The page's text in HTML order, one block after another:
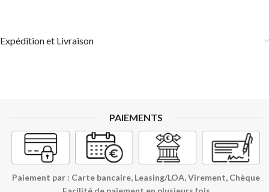
Expédition et Livraison
PAIEMENTS
Paiement par : Carte bancaire, Leasing/LOA, Virement, Chèque